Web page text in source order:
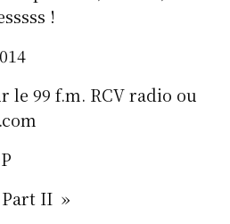
!
le 99 f.m. RCV radio ou
Part II »